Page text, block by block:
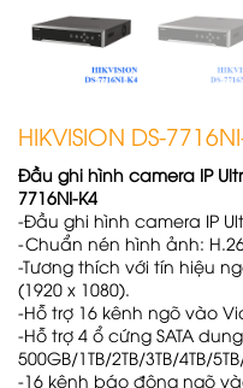
HIKVISION DS-
Đầu ghi hình camera IP
7716NI-K4
-Đầu ghi hình camera IP
-Chuẩn nén hình ảnh:
-Tương thích với tín hiệu
(1920 x 1080).
-Hỗ trợ 16 kênh ngõ vào
-Hỗ trợ 4 ổ cứng SATA
500GB/1TB/2TB/3TB/4TB/
-16 kênh báo động ngõ